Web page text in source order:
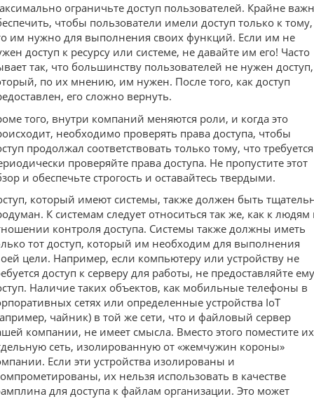
ограничьте доступ пользователей. Крайне
чтобы пользователи имели доступ только к тому,
им нужно для выполнения своих функций. Если им не
доступ к ресурсу или системе, не давайте им его! Часто
так, что большинству пользователей не нужен доступ,
по их мнению, им нужен. После того, как доступ
его сложно вернуть.
того, внутри компаний меняются роли, и когда это
необходимо проверять права доступа, чтобы
продолжал соответствовать только тому, что
проверяйте права доступа. Не пропустите этот
и обеспечьте строгость и оставайтесь твердыми.
который имеют системы, также должен быть
К системам следует относиться так же, как к людям
контроля доступа. Системы также должны иметь
тот доступ, который им необходим для выполнения
цели. Например, если компьютеру или устройству не
доступ к серверу для работы, не предоставляйте ему
Наличие таких объектов, как мобильные телефоны в
сетях или определенные устройства IoT
чайник) в той же сети, что и файловый сервер
компании, не имеет смысла. Вместо этого поместите
сеть, изолированную от «жемчужин короны»
Если эти устройства изолированы и
их нельзя использовать в качестве
для доступа к файлам организации. Это может